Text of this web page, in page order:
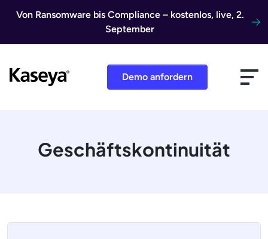
Von Ransomware bis Compliance – kostenlos, live, 2.
September
Demo anfordern
Geschäftskontinuität